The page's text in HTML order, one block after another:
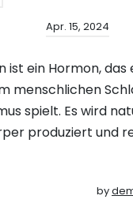
Apr. 15, 2024
ist ein Hormon, das
menschlichen
spielt. Es wird
produziert und
by